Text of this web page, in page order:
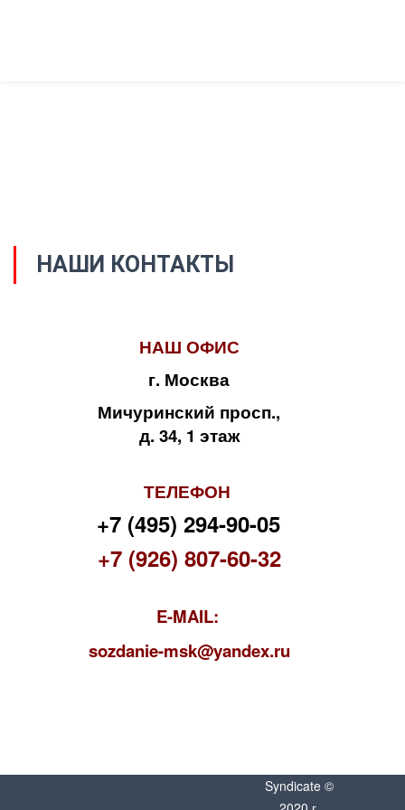
НАШИ КОНТАКТЫ
НАШ ОФИС
г. Москва
Мичуринский просп.,
д. 34, 1 этаж
ТЕЛЕФОН
+7 (495) 294-90-05
+7 (926) 807-60-32
E-MAIL:
sozdanie-msk@yandex.ru
Syndicate ©